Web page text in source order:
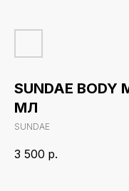
SUNDAE BODY
МЛ
SUNDAE
3 500 р.